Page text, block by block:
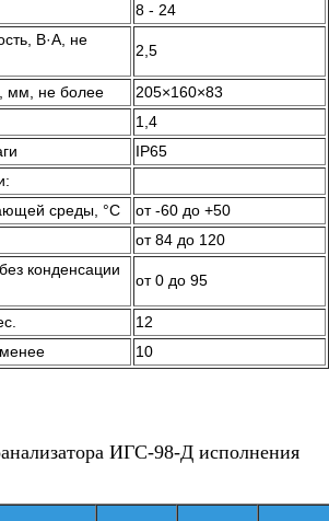
8 - 24
В·А, не
2,5
мм, не более
205×160×83
1,4
IP65
среды, °C
от -60 до +50
от 84 до 120
конденсации
от 0 до 95
12
10
ИГС-98-Д исполнения